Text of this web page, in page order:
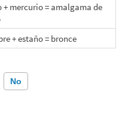
+ mercurio = amalgama de
+ estaño = bronce
No
incorrecta